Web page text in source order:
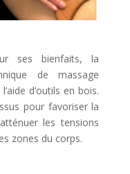
ses bienfaits, la
de massage
d’outils en bois.
pour favoriser la
les tensions
zones du corps.